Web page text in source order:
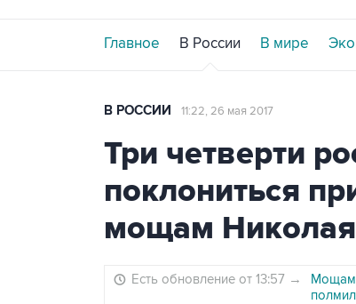
Главное В России В мире
В РОССИИ 11:22, 26 мая 2017
Три четверти
поклониться
мощам
Есть обновление от 13:57 →
Мощам